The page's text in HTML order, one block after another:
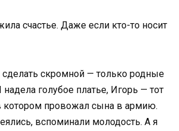
счастье. Даже если кто-то носит
скромной — только родные
надела голубое платье, Игорь — тот
провожал сына в армию.
вспоминали молодость. А я